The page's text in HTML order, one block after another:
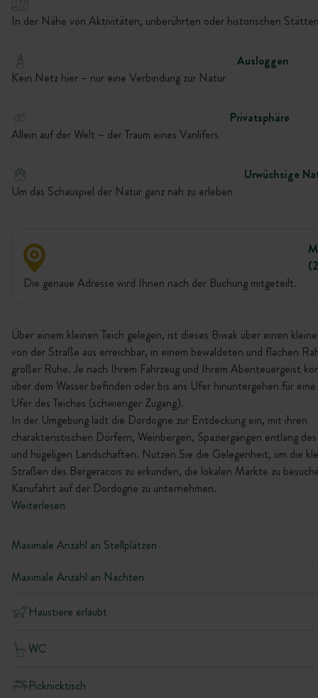
In der Nähe von Aktivitäten, unberührten oder historischen
Ausloggen
Kein Netz hier – nur eine Verbindung zur Natur
Privatsphäre
Allein auf der Welt – der Traum eines Vanlifers
Urwüchsige
Um das Schauspiel der Natur ganz nah zu erleben
Die genaue Adresse wird Ihnen nach der Buchung mitgeteilt.
Über einem kleinen Teich gelegen, ist dieses Biwak über einen
von der Straße aus erreichbar, in einem bewaldeten und flachen
großer Ruhe. Je nach Ihrem Fahrzeug und Ihrem Abenteuergeist
über dem Wasser befinden oder bis ans Ufer hinuntergehen für
Ufer des Teiches (schwieriger Zugang).
In der Umgebung lädt die Dordogne zur Entdeckung ein, mit ihren
charakteristischen Dörfern, Weinbergen, Spaziergängen entlang des
und hügeligen Landschaften. Nutzen Sie die Gelegenheit, um die
Straßen des Bergeracois zu erkunden, die lokalen Märkte zu
Kanufahrt auf der Dordogne zu unternehmen.
Weiterlesen
Maximale Anzahl an Stellplätzen
Maximale Anzahl an Nächten
Haustiere erlaubt
WC
Picknicktisch